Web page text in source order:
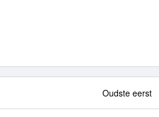
Oudste eerst